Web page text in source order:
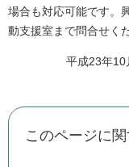
場合も対応可能です。
動支援室まで問合せく
平成23年
このページに